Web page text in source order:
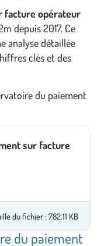
facture opérateur
depuis 2017. Ce
analyse détaillée
clés et des
du paiement
sur facture
du fichier : 782.11 KB
du paiement